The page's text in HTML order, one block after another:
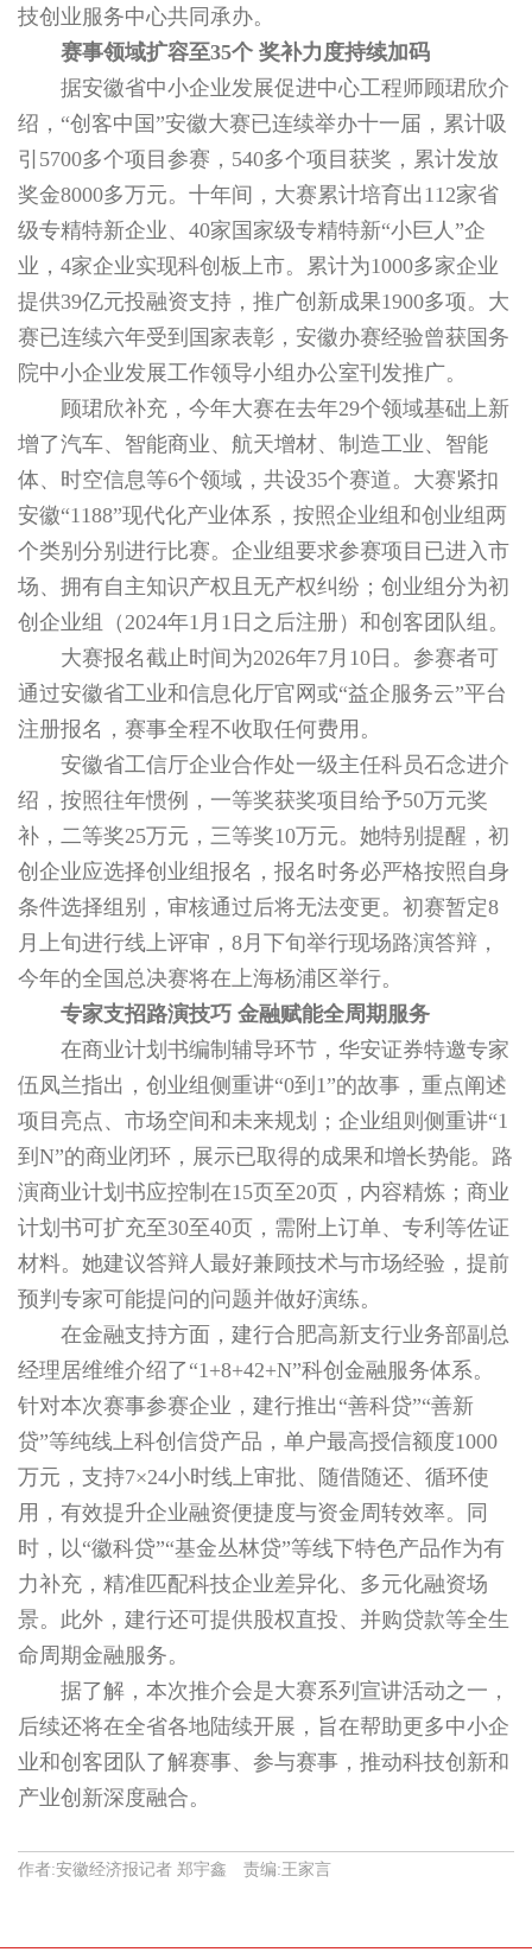
技创业服务中心共同承办。
赛事领域扩容至35个 奖补力度持续加码
据安徽省中小企业发展促进中心工程师顾珺欣介
绍，“创客中国”安徽大赛已连续举办十一届，累计吸
引5700多个项目参赛，540多个项目获奖，累计发放
奖金8000多万元。十年间，大赛累计培育出112家省
级专精特新企业、40家国家级专精特新“小巨人”企
业，4家企业实现科创板上市。累计为1000多家企业
提供39亿元投融资支持，推广创新成果1900多项。大
赛已连续六年受到国家表彰，安徽办赛经验曾获国务
院中小企业发展工作领导小组办公室刊发推广。
顾珺欣补充，今年大赛在去年29个领域基础上新
增了汽车、智能商业、航天增材、制造工业、智能
体、时空信息等6个领域，共设35个赛道。大赛紧扣
安徽“1188”现代化产业体系，按照企业组和创业组两
个类别分别进行比赛。企业组要求参赛项目已进入市
场、拥有自主知识产权且无产权纠纷；创业组分为初
创企业组（2024年1月1日之后注册）和创客团队组。
大赛报名截止时间为2026年7月10日。参赛者可
通过安徽省工业和信息化厅官网或“益企服务云”平台
注册报名，赛事全程不收取任何费用。
安徽省工信厅企业合作处一级主任科员石念进介
绍，按照往年惯例，一等奖获奖项目给予50万元奖
补，二等奖25万元，三等奖10万元。她特别提醒，初
创企业应选择创业组报名，报名时务必严格按照自身
条件选择组别，审核通过后将无法变更。初赛暂定8
月上旬进行线上评审，8月下旬举行现场路演答辩，
今年的全国总决赛将在上海杨浦区举行。
专家支招路演技巧 金融赋能全周期服务
在商业计划书编制辅导环节，华安证券特邀专家
伍凤兰指出，创业组侧重讲“0到1”的故事，重点阐述
项目亮点、市场空间和未来规划；企业组则侧重讲“1
到N”的商业闭环，展示已取得的成果和增长势能。路
演商业计划书应控制在15页至20页，内容精炼；商业
计划书可扩充至30至40页，需附上订单、专利等佐证
材料。她建议答辩人最好兼顾技术与市场经验，提前
预判专家可能提问的问题并做好演练。
在金融支持方面，建行合肥高新支行业务部副总
经理居维维介绍了“1+8+42+N”科创金融服务体系。
针对本次赛事参赛企业，建行推出“善科贷”“善新
贷”等纯线上科创信贷产品，单户最高授信额度1000
万元，支持7×24小时线上审批、随借随还、循环使
用，有效提升企业融资便捷度与资金周转效率。同
时，以“徽科贷”“基金丛林贷”等线下特色产品作为有
力补充，精准匹配科技企业差异化、多元化融资场
景。此外，建行还可提供股权直投、并购贷款等全生
命周期金融服务。
据了解，本次推介会是大赛系列宣讲活动之一，
后续还将在全省各地陆续开展，旨在帮助更多中小企
业和创客团队了解赛事、参与赛事，推动科技创新和
产业创新深度融合。
作者:安徽经济报记者 郑宇鑫 责编:王家言